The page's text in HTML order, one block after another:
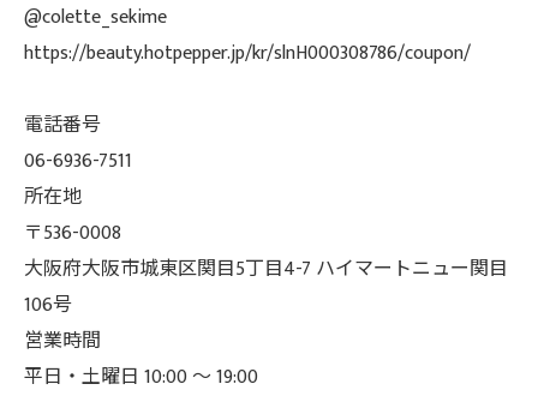
@colette_sekime
https://beauty.hotpepper.jp/kr/slnH000308786/coupon/
電話番号
06-6936-7511
所在地
〒536-0008
大阪府大阪市城東区関目5丁目4-7 ハイマートニュー関目
106号
営業時間
平日・土曜日 10:00 ～ 19:00